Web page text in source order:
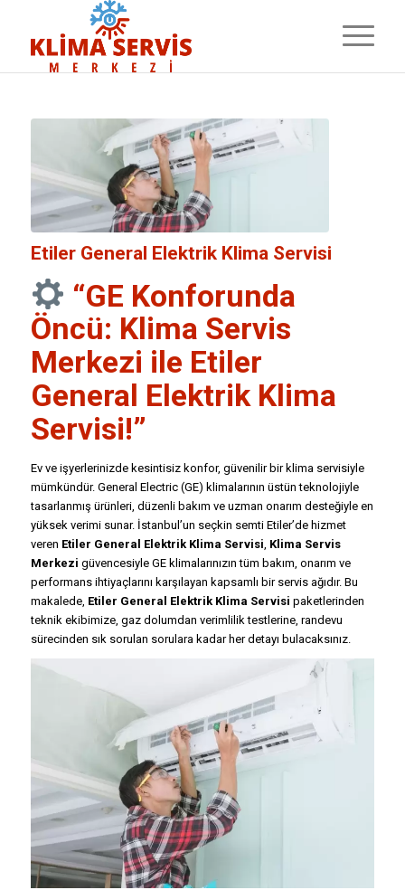
Etiler General Elektrik Klima Servisi
“GE Konforunda
Öncü: Klima Servis
Merkezi ile Etiler
General Elektrik Klima
Servisi!”
Ev ve işyerlerinizde kesintisiz konfor, güvenilir bir klima servisiyle
mümkündür. General Electric (GE) klimalarının üstün teknolojiyle
tasarlanmış ürünleri, düzenli bakım ve uzman onarım desteğiyle en
yüksek verimi sunar. İstanbul’un seçkin semti Etiler’de hizmet
veren Etiler General Elektrik Klima Servisi, Klima Servis
Merkezi güvencesiyle GE klimalarınızın tüm bakım, onarım ve
performans ihtiyaçlarını karşılayan kapsamlı bir servis ağıdır. Bu
makalede, Etiler General Elektrik Klima Servisi paketlerinden
teknik ekibimize, gaz dolumdan verimlilik testlerine, randevu
sürecinden sık sorulan sorulara kadar her detayı bulacaksınız.